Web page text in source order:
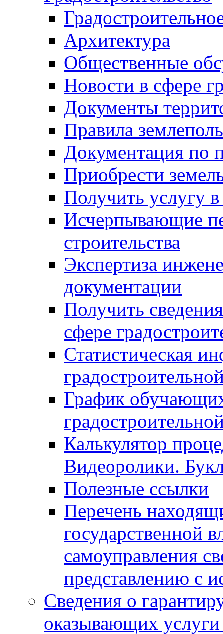
Архитектура
Общественные
Новости в сфере
Документы
Правила
Документация по
Приобрести
Получить услугу в
Исчерпывающие
строительства
Экспертиза
документации
Получить
сфере
Статистическая
График
Калькулятор
Видеоролики.
Полезные ссылки
Перечень
государственной
самоуправления
представлению с
Сведения о
оказывающих